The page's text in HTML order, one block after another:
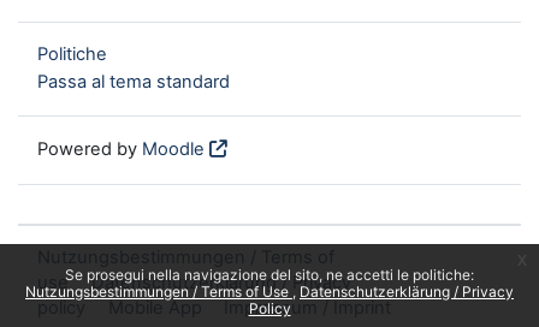
Se prosegui nella navigazione del sito, ne accetti le politiche:
Nutzungsbestimmungen / Terms of Use
Datenschutzerklärung / Privacy
Policy
Politiche
Passa al tema standard
Powered by Moodle
use
Datenschutzerklärung / Privacy
policy
Mobile App Impressum / Imprint